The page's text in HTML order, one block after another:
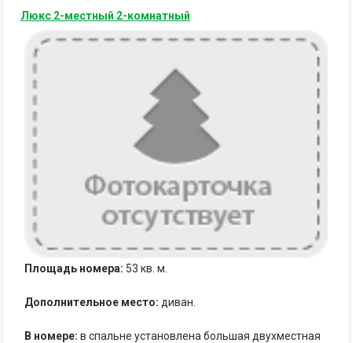
Люкс 2-местный 2-комнатный
Площадь номера: 53 кв. м.
Дополнительное место: диван.
В номере: в спальне установлена большая двухместная